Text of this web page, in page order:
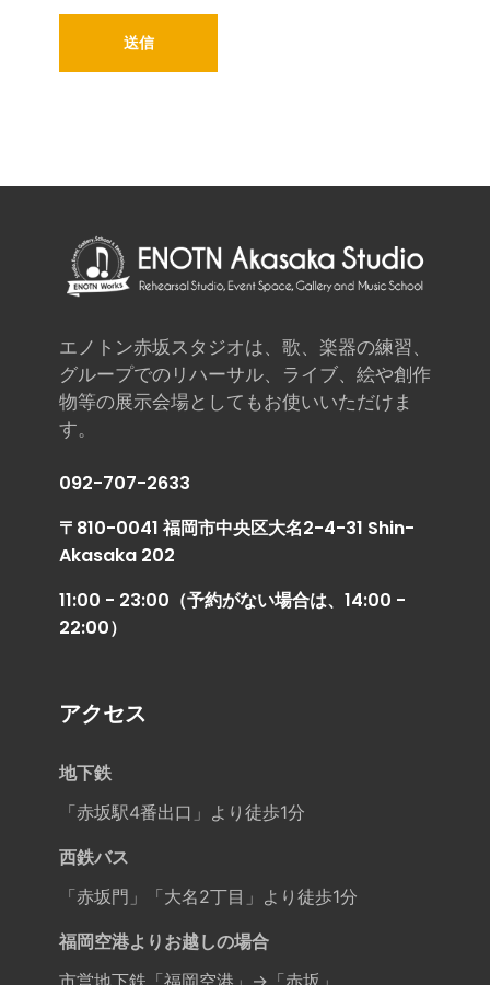
エノトン赤坂スタジオは、歌、楽器の練習、
グループでのリハーサル、ライブ、絵や創作
物等の展示会場としてもお使いいただけま
す。
092-707-2633
〒810-0041 福岡市中央区大名2-4-31 Shin-
Akasaka 202
11:00 - 23:00（予約がない場合は、14:00 -
22:00）
アクセス
地下鉄
「赤坂駅4番出口」より徒歩1分
西鉄バス
「赤坂門」「大名2丁目」より徒歩1分
福岡空港よりお越しの場合